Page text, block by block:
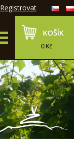
Registrovat
KOŠÍK
0 Kč